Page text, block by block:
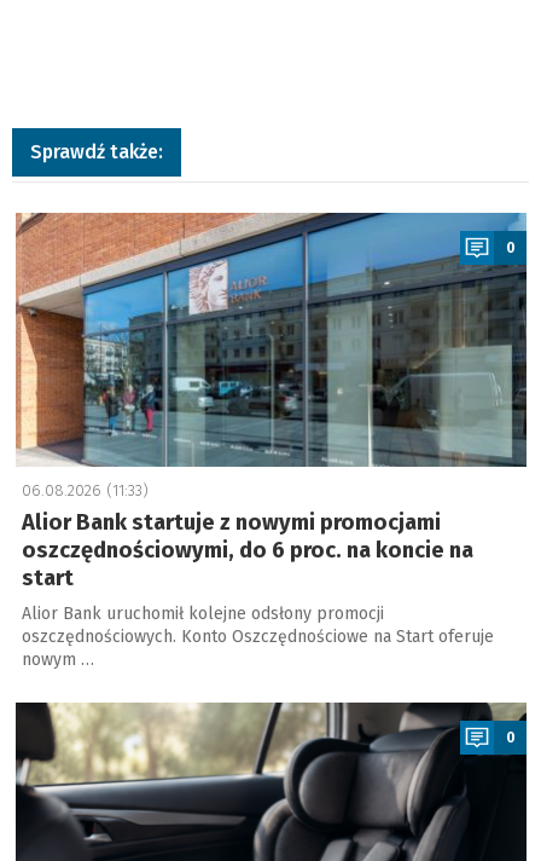
Sprawdź także:
a
0
06.08.2026 (11:33)
Alior Bank startuje z nowymi promocjami
oszczędnościowymi, do 6 proc. na koncie na
start
Alior Bank uruchomił kolejne odsłony promocji
oszczędnościowych. Konto Oszczędnościowe na Start oferuje
nowym …
a
0